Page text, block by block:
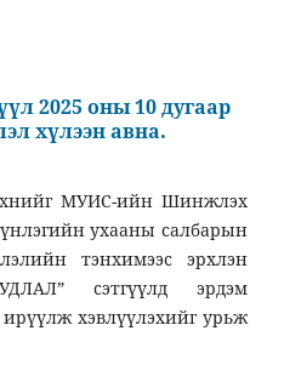
2025 оны 10 дугаар
хүлээн авна.
МУИС-ийн Шинжлэх
ухааны салбарын
тэнхимээс эрхлэн
сэтгүүлд эрдэм
хэвлүүлэхийг урьж